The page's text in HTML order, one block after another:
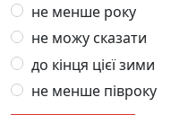
не менше року
не можу сказати
до кінця цієї зими
не менше півроку